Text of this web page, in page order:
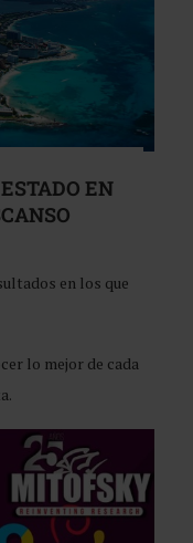
EN
en los que
lo mejor de cada